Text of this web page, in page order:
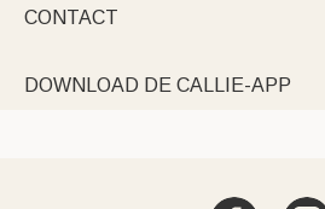
CONTACT
DOWNLOAD DE CALLIE-APP